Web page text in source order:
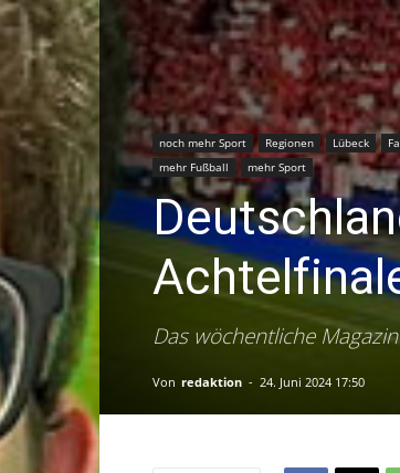
noch mehr Sport Regionen Lübeck
mehr Fußball
mehr Sport
Das wöchentliche
Von redaktion - 24. Juni 2024 17:50